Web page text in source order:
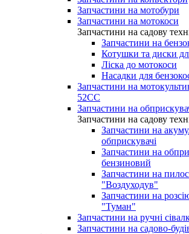
Запчастини на мотобури
Запчастини на мотокоси
Запчастини на садову
Запчастини на
Котушки та диски
Ліска до мотокоси
Насадки для
Запчастини на
52СС
Запчастини на
Запчастини на садову
Запчастини на
обприскувачі
Запчастини на
бензиновий
Запчастини на
"Воздуходув"
Запчастини на
"Туман"
Запчастини на ручні
Запчастини на садово-